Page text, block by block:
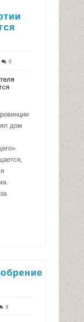
0
дом
8